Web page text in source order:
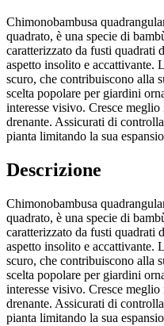
Chimonobambusa
quadrato, è una specie di
caratterizzato da fusti quadrati
aspetto insolito e accattivante.
scuro, che contribuiscono alla
scelta popolare per giardini
interesse visivo. Cresce
drenante. Assicurati di
pianta limitando la sua
Descrizione
Chimonobambusa
quadrato, è una specie di
caratterizzato da fusti quadrati
aspetto insolito e accattivante.
scuro, che contribuiscono alla
scelta popolare per giardini
interesse visivo. Cresce
drenante. Assicurati di
pianta limitando la sua